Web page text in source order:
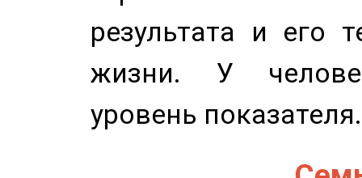
результата и его
жизни. У
уровень показателя.